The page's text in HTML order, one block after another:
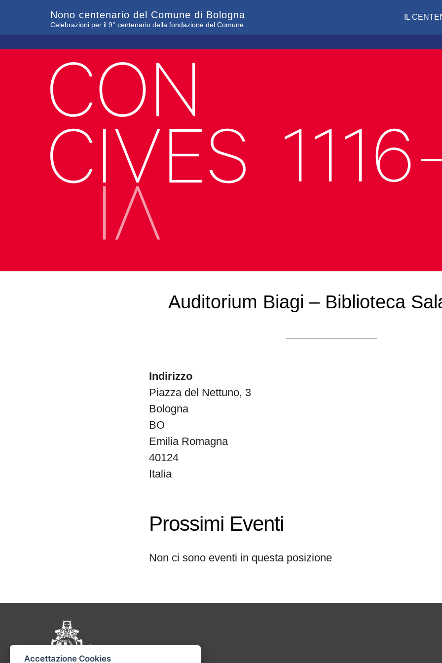
Nono centenario del Comune di Bologna
Celebrazioni per il 9° centenario della fondazione del Comune
IL
Auditorium Biagi – Biblioteca
Indirizzo
Piazza del Nettuno, 3
Bologna
BO
Emilia Romagna
40124
Italia
Prossimi Eventi
Non ci sono eventi in questa posizione
Pié di pagina di Comune di Bologna
Accettazione Cookies